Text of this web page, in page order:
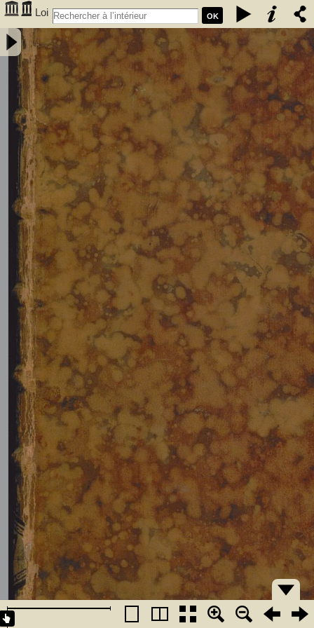
OK
Loi
fondamentale du Royaume des Pays-Bas, précedée du rapport
présenté au roi par la commission chargée de sa révision. Nouvelle
édition, revue avec soin, et augmentée d'une table des matières. -